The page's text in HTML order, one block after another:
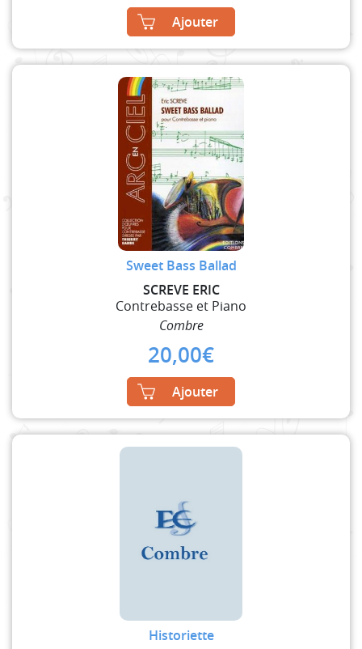
Ajouter
Sweet Bass Ballad
SCREVE ERIC
Contrebasse et Piano
Combre
20,00€
Ajouter
Historiette